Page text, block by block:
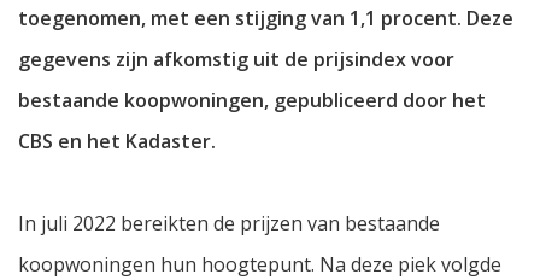
toegenomen, met een stijging van 1,1 procent. Deze
gegevens zijn afkomstig uit de prijsindex voor
bestaande koopwoningen, gepubliceerd door het
CBS en het Kadaster.
In juli 2022 bereikten de prijzen van bestaande
koopwoningen hun hoogtepunt. Na deze piek volgde